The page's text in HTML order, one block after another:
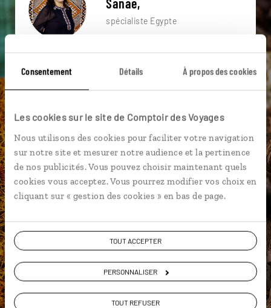
Consentement Détails À propos des cookies
Les cookies sur le site de Comptoir des Voyages
Nous utilisons des cookies pour faciliter votre navigation
sur notre site et mesurer notre audience et la pertinence
de nos publicités. Vous pouvez choisir maintenant quels
cookies vous acceptez. Vous pourrez modifier vos choix en
cliquant sur « gestion des cookies » en bas de page.
TOUT ACCEPTER
PERSONNALISER
TOUT REFUSER
spécialiste Egypte
Suivez vos envies et demandez conseils à nos
spécialistes
Ils sauront organiser votre itinéraire au plus
connectés en agence, mais aussi par email ou
téléphone.
Vous gardez le même interlocuteur avant,
pendant et après votre voyage.
Construisez votre voyage avec un spécialiste Egypte